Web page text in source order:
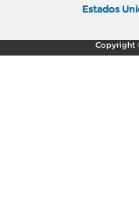
Estados
Copyright